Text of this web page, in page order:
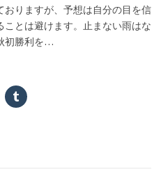
りますが、予想は自分の目を信
ことは避けます。止まない雨はな
初勝利を…